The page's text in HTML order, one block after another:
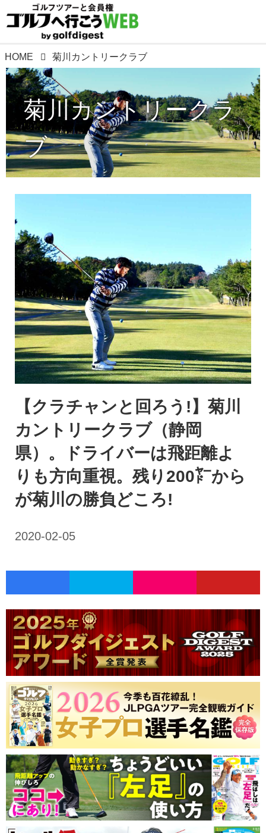
HOME 菊川カントリークラブ
菊川カントリークラ
ブ
【クラチャンと回ろう!】菊川
カントリークラブ（静岡
県）。ドライバーは飛距離よ
りも方向重視。残り200㍎から
が菊川の勝負どころ!